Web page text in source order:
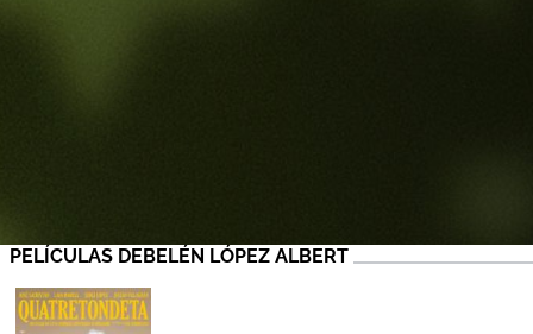
PELÍCULAS DEBELÉN LÓPEZ ALBERT